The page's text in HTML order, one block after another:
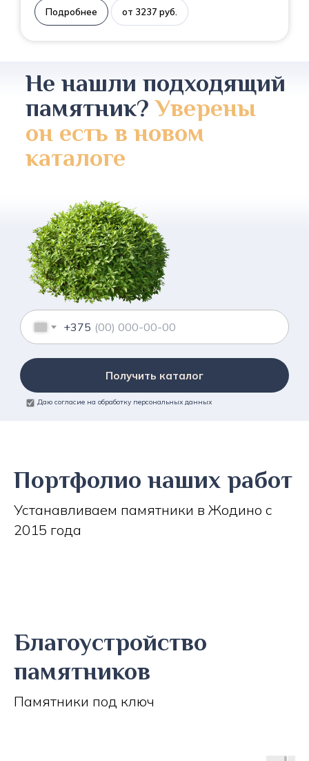
Подробнее от 3237 руб.
Не нашли подходящий
памятник?Уверены
он есть в новом
каталоге
+375
Получить каталог
Даю согласие на обработку персональных данных
Портфолио наших работ
Устанавливаем памятники в Жодино с
2015 года
Благоустройство
памятников
Памятники под ключ